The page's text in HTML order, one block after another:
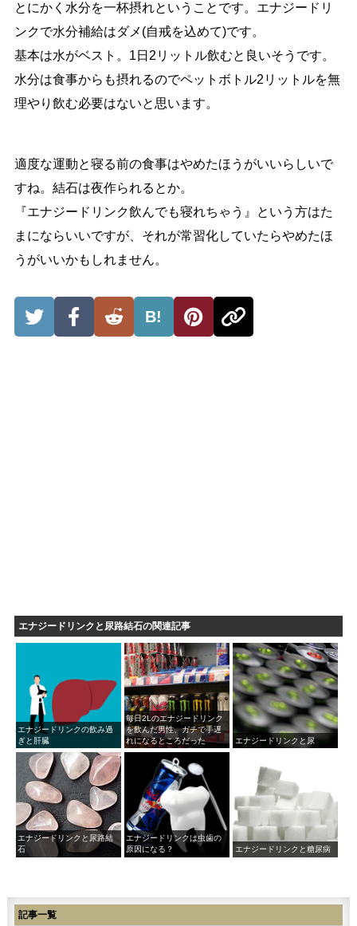
とにかく水分を一杯摂れということです。エナジードリ
ンクで水分補給はダメ(自戒を込めて)です。
基本は水がベスト。1日2リットル飲むと良いそうです。
水分は食事からも摂れるのでペットボトル2リットルを無
理やり飲む必要はないと思います。
適度な運動と寝る前の食事はやめたほうがいいらしいで
すね。結石は夜作られるとか。
『エナジードリンク飲んでも寝れちゃう』という方はた
まにならいいですが、それが常習化していたらやめたほ
うがいいかもしれません。
B!
エナジードリンクと尿路結石の関連記事
エナジードリンクの飲み過
ぎと肝臓
毎日2Lのエナジードリンク
を飲んだ男性、ガチで手遅
れになるところだった
エナジードリンクと尿
エナジードリンクと尿路結
石
エナジードリンクは虫歯の
原因になる？
エナジードリンクと糖尿病
記事一覧